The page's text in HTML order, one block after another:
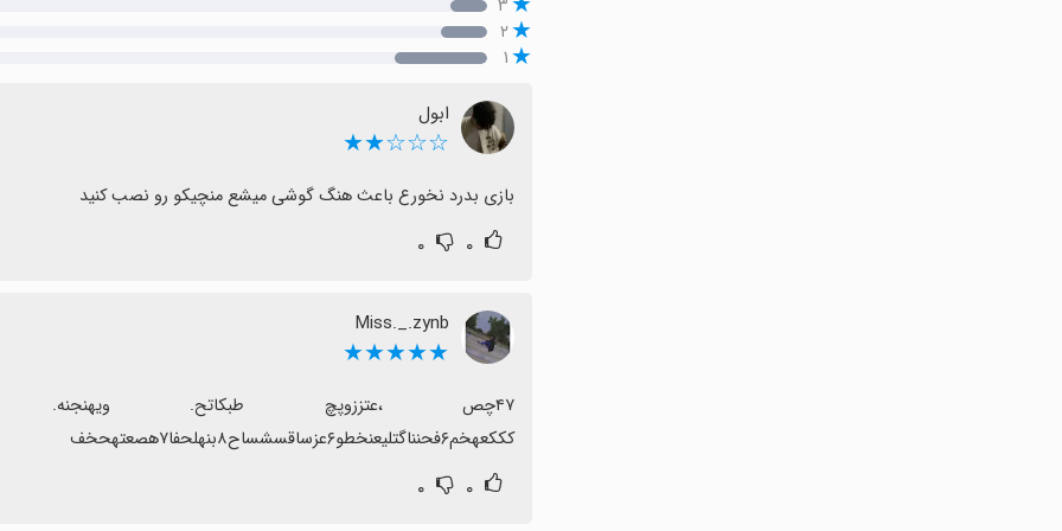
۳
۲
۱
ابول
☆☆☆★★
بازی بدرد نخورع باعث هنگ گوشی میشع منچیکو رو نصب کنید
۰ ۰
Miss._.zynb
★★★★★
کککعهخم۶فحنناگتلیعنخطو۶عزساقسشساح۸بنهلحفا۷هصعتهحخف
۰ ۰